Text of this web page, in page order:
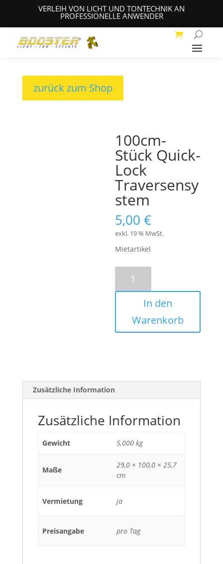
VERLEIH VON LICHT UND TONTECHNIK AN
PROFESSIONELLE ANWENDER
zurück zum Shop
100cm-
Stück Quick-
Lock
Traversensy
stem
5,00€
exkl. 19 % MwSt.
Mietartikel
Quick-
Traversensystem
Menge
In den
Warenkorb
Zusätzliche Information
Zusätzliche Information
Gewicht 5,000 kg
Maße
29,0 × 100,0 × 25,7
cm
Vermietung ja
Preisangabe pro Tag